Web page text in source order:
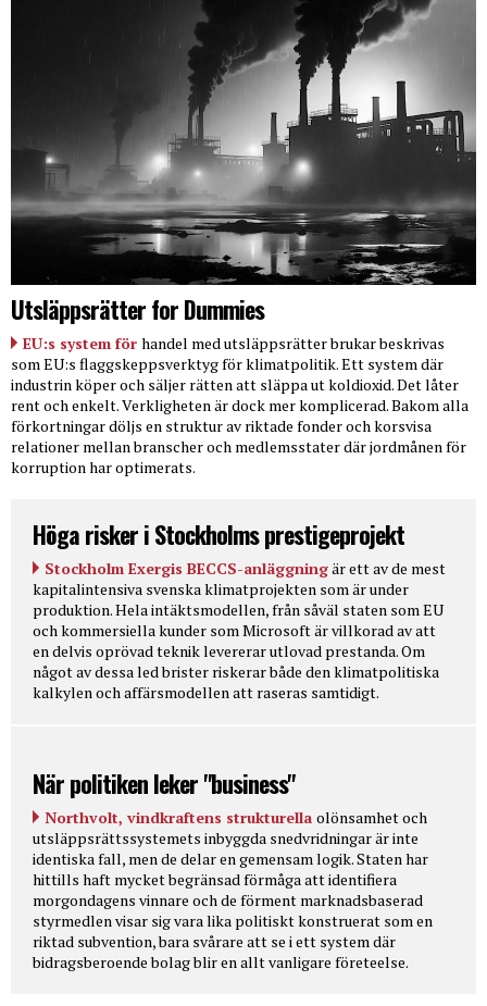
Utsläppsrätter for Dummies
EU:s system för handel med utsläppsrätter brukar beskrivas
som EU:s flaggskeppsverktyg för klimatpolitik. Ett system där
industrin köper och säljer rätten att släppa ut koldioxid. Det låter
rent och enkelt. Verkligheten är dock mer komplicerad. Bakom alla
förkortningar döljs en struktur av riktade fonder och korsvisa
relationer mellan branscher och medlemsstater där jordmånen för
korruption har optimerats.
Höga risker i Stockholms prestigeprojekt
Stockholm Exergis BECCS-anläggningär ett av de mest
kapitalintensiva svenska klimatprojekten som är under
produktion. Hela intäktsmodellen, från såväl staten som EU
och kommersiella kunder som Microsoft är villkorad av att
en delvis oprövad teknik levererar utlovad prestanda. Om
något av dessa led brister riskerar både den klimatpolitiska
kalkylen och affärsmodellen att raseras samtidigt.
När politiken leker "business"
Northvolt, vindkraftens strukturella olönsamhet och
utsläppsrättssystemets inbyggda snedvridningar är inte
identiska fall, men de delar en gemensam logik. Staten har
hittills haft mycket begränsad förmåga att identifiera
morgondagens vinnare och de förment marknadsbaserad
styrmedlen visar sig vara lika politiskt konstruerat som en
riktad subvention, bara svårare att se i ett system där
bidragsberoende bolag blir en allt vanligare företeelse.